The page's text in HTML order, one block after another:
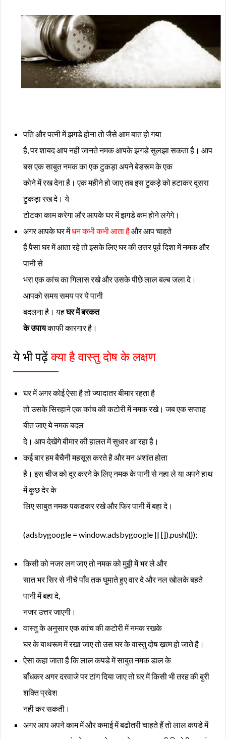
पति और पत्नी में झगडे होना तो जैसे आम बात हो गया
है, पर शायद आप नही जानते नमक आपके झगडे सुलझा सकता है। आप
बस एक साबुत नमक का एक टुकड़ा अपने बेडरूम के एक
कोने में रख देना है। एक महीने हो जाए तब इस टुकड़े को हटाकर दूसरा
टुकड़ा रख दे। ये
टोटका काम करेगा और आपके घर में झगडे कम होने लगेगे।
अगर आपके घर मेंधन कभी कभी आता हैऔर आप चाहते
हैं पैसा घर में आता रहे तो इसके लिए घर की उत्तर पूर्व दिशा में नमक और
पानी से
भरा एक कांच का गिलास रखे और उसके पीछे लाल बल्ब जला दे।
आपको समय समय पर ये पानी
बदलना है। यहघर में बरकत
के उपायकाफी कारगार है।
ये भी पढ़ेंक्या हैवास्तु दोष के लक्षण
घर में अगर कोई ऐसा है तो ज्यादातर बीमार रहता है
तो उसके सिरहाने एक कांच की कटोरी में नमक रखे। जब एक सप्ताह
बीत जाए ये नमक बदल
दे। आप देखेंगे बीमार की हालत में सुधार आ रहा है।
कई बार हम बैचैनी महसूस करते है और मन अशांत होता
है। इस चीज को दूर करने के लिए नमक के पानी से नहा ले या अपने हाथ
में कुछ देर के
लिए साबुत नमक पकडकर रखे और फिर पानी में बहा दे।
(adsbygoogle = window.adsbygoogle || []).push({});
किसी को नजर लग जाए तो नमक को मुठ्ठी में भर ले और
सात भर सिर से नीचे पाँव तक घुमाते हुए वार दे और नल खोलके बहते
पानी में बहा दे,
नजर उत्तर जाएगी।
वास्तु के अनुसार एक कांच की कटोरी में नमक रखके
घर के बाथरूम में रखा जाए तो उस घर के वास्तु दोष ख़त्म हो जाते है।
ऐसा कहा जाता है कि लाल कपडे में साबुत नमक डाल के
बाँधकर अगर दरवाजे पर टांग दिया जाए तो घर में किसी भी तरह की बुरी
शक्ति प्रवेश
नही कर सकती।
अगर आप अपने काम में और कमाई में बढोतरी चाहते हैं तो लाल कपडे में